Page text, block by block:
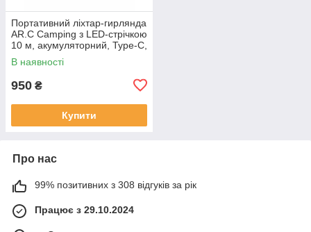
Портативний ліхтар-гирлянда
AR.C Camping з LED-стрічкою
10 м, акумуляторний, Type-C,
250 Лм, IP44
В наявності
950 ₴
Купити
Про нас
99% позитивних з 308 відгуків за рік
Працює з 29.10.2024